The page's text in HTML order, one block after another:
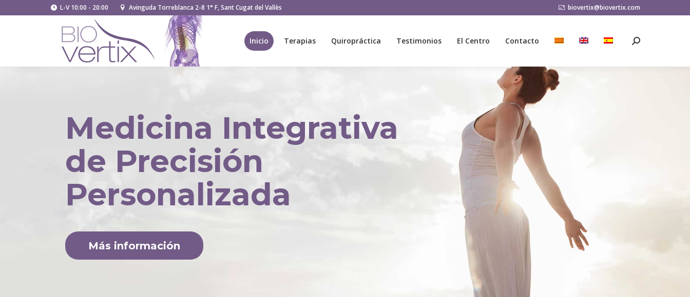
L-V 10:00 - 20:00 Avinguda Torreblanca 2-8 1° F, Sant Cugat del Vallès biovertix@biovertix.com
Inicio Terapias Quiropráctica Testimonios El Centro Contacto Buscar:
Medicina Integrativa
de Precisión
Personalizada
Más información
Inicio Buscar: